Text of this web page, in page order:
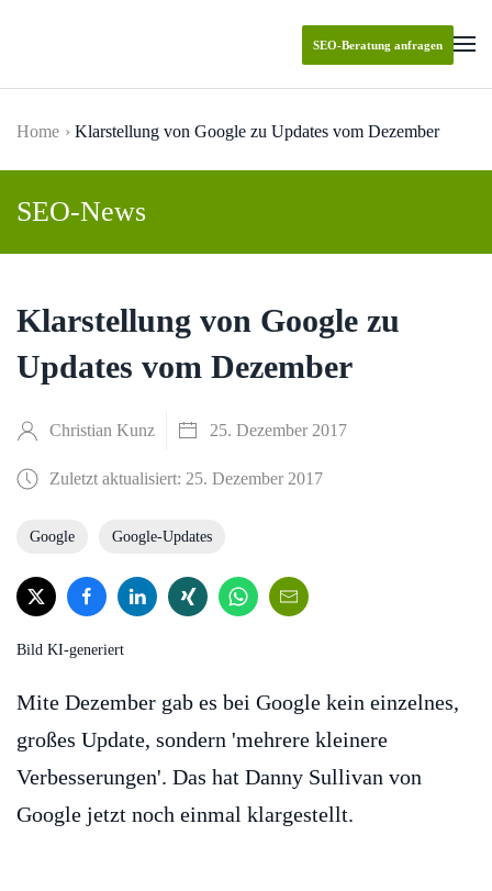
SEO-Beratung anfragen
Home Klarstellung von Google zu Updates vom Dezember
SEO-News
Klarstellung von Google zu
Updates vom Dezember
Christian Kunz 25. Dezember 2017
Zuletzt aktualisiert: 25. Dezember 2017
Google Google-Updates
Bild KI-generiert
Mite Dezember gab es bei Google kein einzelnes,
großes Update, sondern 'mehrere kleinere
Verbesserungen'. Das hat Danny Sullivan von
Google jetzt noch einmal klargestellt.